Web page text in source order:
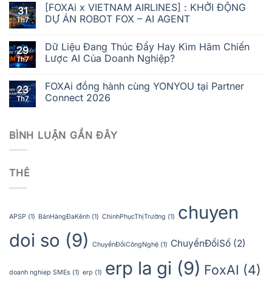
31
Th7
[FOXAi x VIETNAM AIRLINES] : KHỞI ĐỘNG
DỰ ÁN ROBOT FOX – AI AGENT
29
Th7
Dữ Liệu Đang Thúc Đẩy Hay Kìm Hãm Chiến
Lược AI Của Doanh Nghiệp?
23
Th7
FOXAi đồng hành cùng YONYOU tại Partner
Connect 2026
BÌNH LUẬN GẦN ĐÂY
THẺ
APSP (1) BánHàngĐaKênh (1) ChinhPhụcThịTrường (1) chuyen
doi so (9) ChuyểnĐổiCôngNghệ (1) ChuyểnĐổiSố (2)
doanh nghiep SMEs (1) erp (1) erp la gi (9) FoxAI (4)